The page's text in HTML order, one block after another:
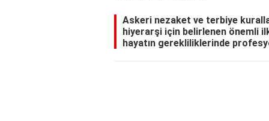
Askeri nezaket ve terbiye
hiyerarşi için belirlenen önemli
hayatın gerekliliklerinde